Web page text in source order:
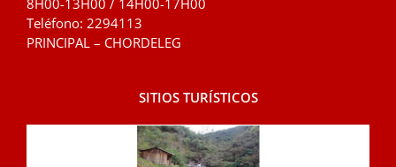
8H00-13H00 / 14H00-17H00
Teléfono: 2294113
PRINCIPAL – CHORDELEG
SITIOS TURÍSTICOS